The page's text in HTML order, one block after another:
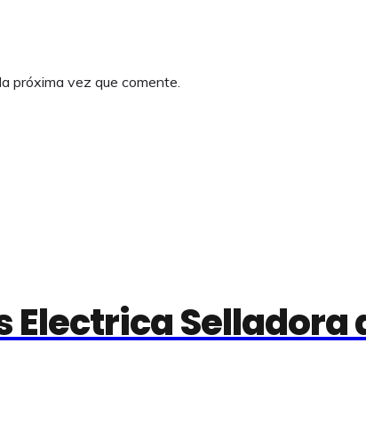
próxima vez que comente.
Electrica Selladora